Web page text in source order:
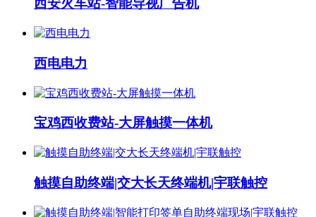
西安火车站-智能导视广告机
西电电力
宝鸡西收费站-大屏触摸一体机
触摸自助终端|交大长天终端机|宇联触控